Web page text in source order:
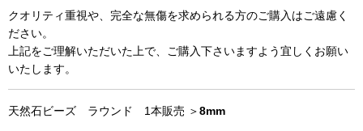
クオリティ重視や、完全な無傷を求められる方のご購入はご遠慮く
ださい。
上記をご理解いただいた上で、ご購入下さいますよう宜しくお願い
いたします。
天然石ビーズ ラウンド 1本販売 ＞8mm